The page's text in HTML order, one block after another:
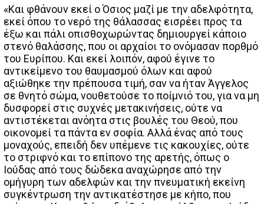
«Και φθάνουν εκεί ο Όσιος μαζί με την αδελφότητα,
εκεί όπου το νερό της θάλασσας εισρέει προς τα
έξω και πάλι οπισθοχωρώντας δημιουργεί κάποιο
στενό θαλάσσης, που οι αρχαίοι το ονόμασαν πορθμό
του Ευρίπου. Και εκεί λοιπόν, αφού έγινε το
αντικείμενο του θαυμασμού όλων και αφού
αξιώθηκε την πρέπουσα τιμή, σαν να ήταν Άγγελος
σε θνητό σώμα, νουθετούσε το ποίμνιό του, για να μη
δυσφορεί στις συχνές μετακινήσεις, ούτε να
αντιστέκεται ανόητα στις βουλές του Θεού, που
οικονομεί τα πάντα εν σοφία. Αλλά ένας από τους
μοναχούς, επειδή δεν υπέμενε τις κακουχίες, ούτε
το στριφνό και το επίπονο της αρετής, όπως ο
Ιούδας από τους δώδεκα αναχώρησε από την
ομήγυρη των αδελφών και την πνευματική εκείνη
συγκέντρωση την αντικατέστησε με κήπο, που